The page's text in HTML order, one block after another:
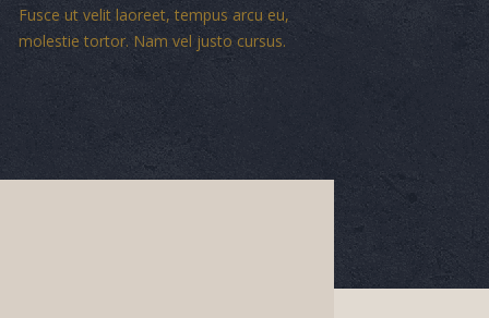
Fusce ut velit laoreet, tempus arcu eu,
molestie tortor. Nam vel justo cursus.